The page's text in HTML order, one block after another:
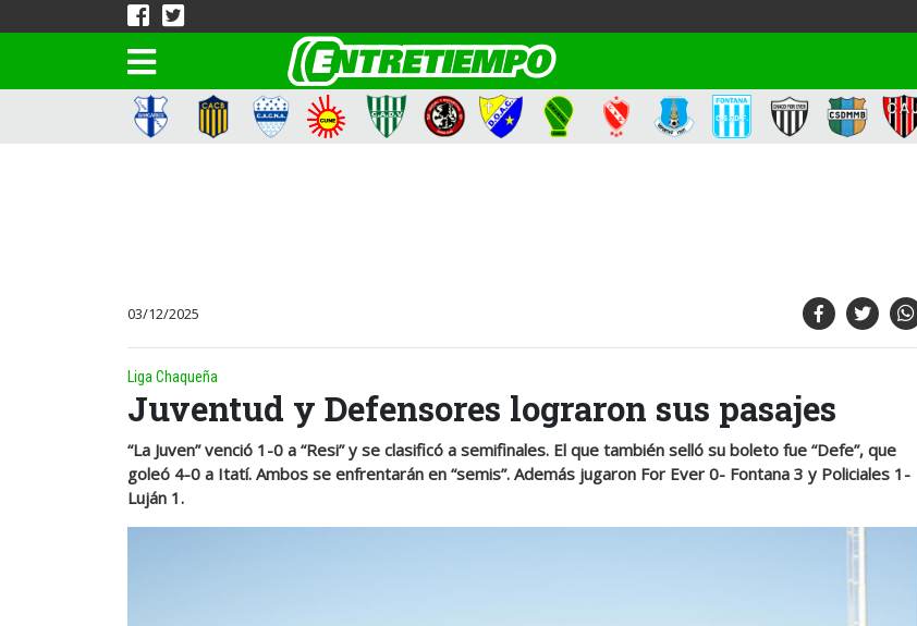
03/12/2025
Liga Chaqueña
Juventud y Defensores lograron sus pasajes
“La Juven” venció 1-0 a “Resi” y se clasificó a semifinales. El que también selló su boleto fue “Defe”, que
goleó 4-0 a Itatí. Ambos se enfrentarán en “semis”. Además jugaron For Ever 0- Fontana 3 y Policiales 1-
Luján 1.